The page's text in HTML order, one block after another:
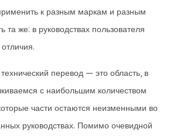
к разным маркам и разным
та же: в руководствах пользователя
перевод — это область, в
с наибольшим количеством
части остаются неизменными во
руководствах. Помимо очевидной